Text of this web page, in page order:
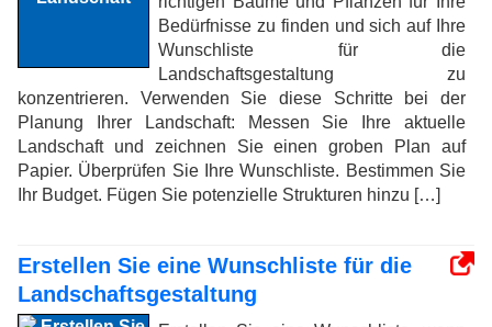
Bedürfnisse zu finden und sich auf Ihre
Wunschliste für die
Landschaftsgestaltung zu
konzentrieren. Verwenden Sie diese Schritte bei der
Planung Ihrer Landschaft: Messen Sie Ihre aktuelle
Landschaft und zeichnen Sie einen groben Plan auf
Papier. Überprüfen Sie Ihre Wunschliste. Bestimmen Sie
Ihr Budget. Fügen Sie potenzielle Strukturen hinzu […]
Erstellen Sie eine Wunschliste für die
Landschaftsgestaltung